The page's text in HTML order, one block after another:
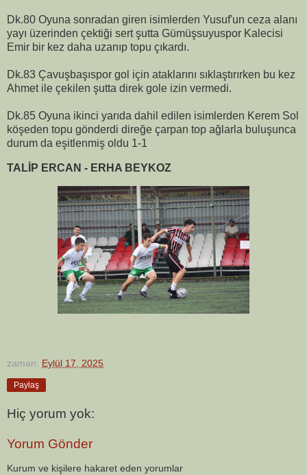
Dk.80 Oyuna sonradan giren isimlerden Yusuf'un ceza alanı
yayı üzerinden çektiği sert şutta Gümüşsuyuspor Kalecisi
Emir bir kez daha uzanıp topu çıkardı.
Dk.83 Çavuşbaşıspor gol için ataklarını sıklaştırırken bu kez
Ahmet ile çekilen şutta direk gole izin vermedi.
Dk.85 Oyuna ikinci yarıda dahil edilen isimlerden Kerem Sol
köşeden topu gönderdi direğe çarpan top ağlarla buluşunca
durum da eşitlenmiş oldu 1-1
TALİP ERCAN - ERHA BEYKOZ
zaman: Eylül 17, 2025
Paylaş
Hiç yorum yok:
Yorum Gönder
Kurum ve kişilere hakaret eden yorumlar